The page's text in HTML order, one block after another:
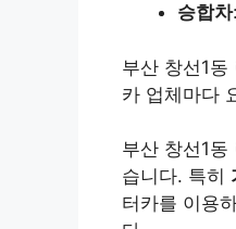
승합차
부산 창선1동
카 업체마다
부산 창선1동
습니다. 특히
터카를 이용